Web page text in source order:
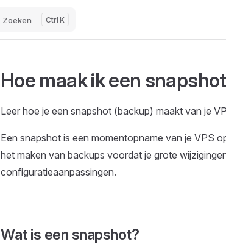
Zoeken K
Hoe maak ik een
Leer hoe je een snapshot (backup) maakt van je
Een snapshot is een momentopname van je VPS
het maken van backups voordat je grote
configuratieaanpassingen.
Wat is een snapshot?